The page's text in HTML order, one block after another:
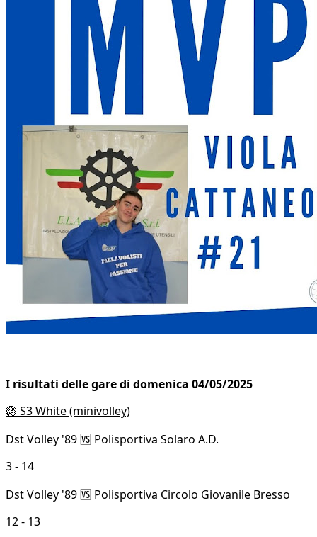
I risultati delle gare di domenica 04/05/2025
🏐 S3 White (minivolley)
Dst Volley '89 🆚 Polisportiva Solaro A.D.
3 - 14
Dst Volley '89 🆚 Polisportiva Circolo Giovanile Bresso
12 - 13